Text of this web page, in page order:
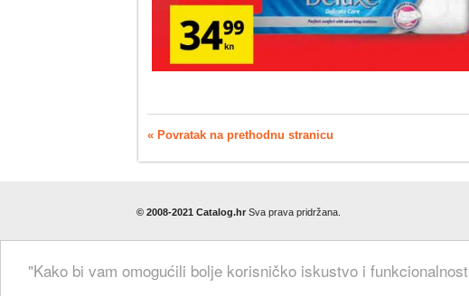
"Kako bi vam omogućili bolje korisničko iskustvo i
« Povratak na prethodnu stranicu
© 2008-2021 Catalog.hr Sva prava pridržana.